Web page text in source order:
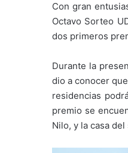
Con gran
Octavo Sorteo
dos primeros
Durante la
dio a conocer
residencias
premio se
Nilo, y la casa